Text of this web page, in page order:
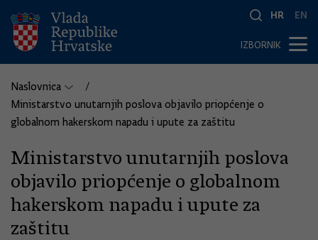
HR EN
IZBORNIK
Naslovnica
Ministarstvo unutarnjih poslova objavilo priopćenje o
globalnom hakerskom napadu i upute za zaštitu
Ministarstvo unutarnjih poslova
objavilo priopćenje o globalnom
hakerskom napadu i upute za
zaštitu